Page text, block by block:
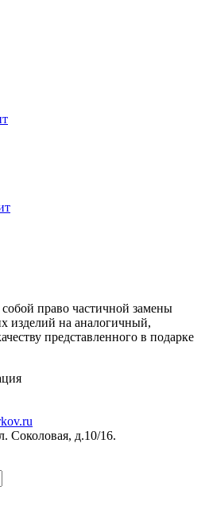
собой право частичной замены
изделий на аналогичный,
представленного в подарке
Соколовая, д.10/16.